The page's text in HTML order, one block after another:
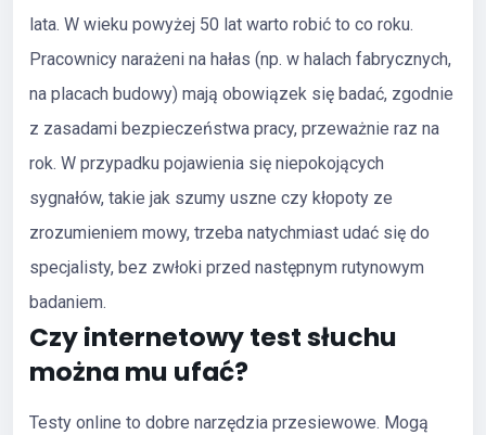
lata. W wieku powyżej 50 lat warto robić to co roku.
Pracownicy narażeni na hałas (np. w halach fabrycznych,
na placach budowy) mają obowiązek się badać, zgodnie
z zasadami bezpieczeństwa pracy, przeważnie raz na
rok. W przypadku pojawienia się niepokojących
sygnałów, takie jak szumy uszne czy kłopoty ze
zrozumieniem mowy, trzeba natychmiast udać się do
specjalisty, bez zwłoki przed następnym rutynowym
badaniem.
Czy internetowy test słuchu
można mu ufać?
Testy online to dobre narzędzia przesiewowe. Mogą